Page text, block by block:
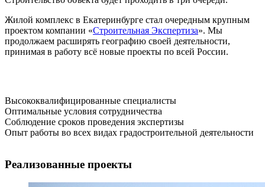
Жилой комплекс в Екатеринбурге стал очередным крупным
проектом компании «Строительная Экспертиза». Мы
продолжаем расширять географию своей деятельности,
принимая в работу всё новые проекты по всей России.
Высококвалифицированные специалисты
Оптимальные условия сотрудничества
Соблюдение сроков проведения экспертизы
Опыт работы во всех видах градостроительной деятельности
Реализованные проекты